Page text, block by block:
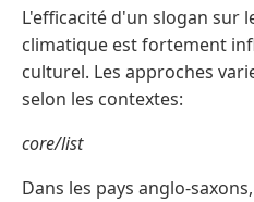
L'efficacité d'un slogan sur
climatique est fortement
culturel. Les approches
selon les contextes:
core/list
Dans les pays anglo-